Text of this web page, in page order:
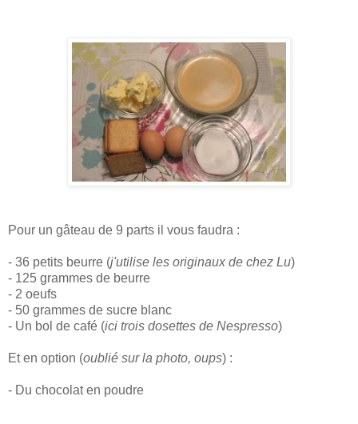
Pour un gâteau de 9 parts il vous faudra :
- 36 petits beurre (j'utilise les originaux de chez Lu)
- 125 grammes de beurre
- 2 oeufs
- 50 grammes de sucre blanc
- Un bol de café (ici trois dosettes de Nespresso)
Et en option (oublié sur la photo, oups) :
- Du chocolat en poudre